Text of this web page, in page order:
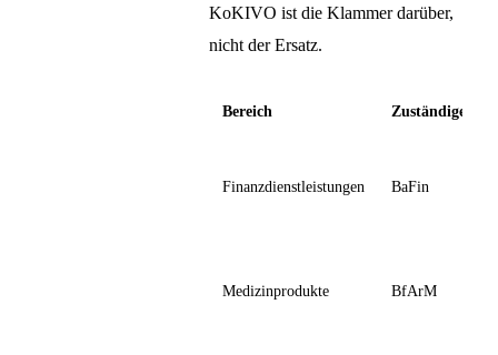
KoKIVO ist die Klammer darüber,
nicht der Ersatz.
Bereich Zuständige
Finanzdienstleistungen BaFin
Medizinprodukte BfArM